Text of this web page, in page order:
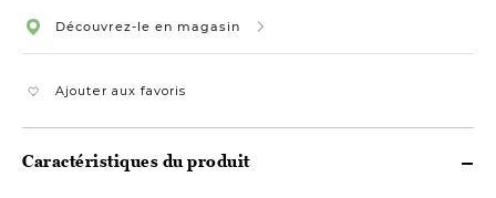
Découvrez-le en magasin
Ajouter aux favoris
Caractéristiques du produit